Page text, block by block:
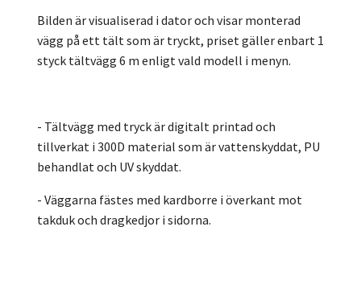
Bilden är visualiserad i dator och visar monterad
vägg på ett tält som är tryckt, priset gäller enbart 1
styck tältvägg 6 m enligt vald modell i menyn.
- Tältvägg med tryck är digitalt printad och
tillverkat i 300D material som är vattenskyddat, PU
behandlat och UV skyddat.
- Väggarna fästes med kardborre i överkant mot
takduk och dragkedjor i sidorna.